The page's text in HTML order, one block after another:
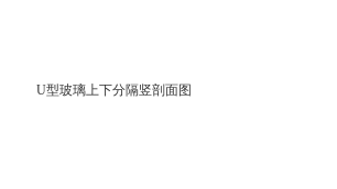
U型玻璃上下分隔竖剖面图